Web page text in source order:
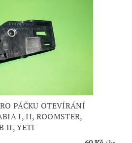
PÁČKU OTEVÍRÁNÍ
I, II, ROOMSTER,
II, YETI